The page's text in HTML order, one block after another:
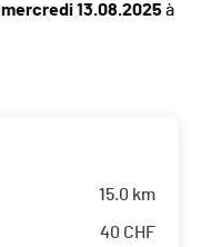
mercredi 13.08.2025 à
15.0 km
40 CHF